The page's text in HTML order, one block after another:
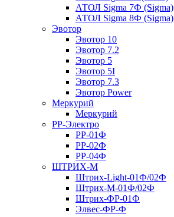
АТОЛ Sigma 7Ф (Sigma)
АТОЛ Sigma 8Ф (Sigma)
Эвотор
Эвотор 10
Эвотор 7.2
Эвотор 5
Эвотор 5I
Эвотор 7.3
Эвотор Power
Меркурий
Меркурий
РР-Электро
РР-01Ф
РР-02Ф
РР-04Ф
ШТРИХ-М
Штрих-Light-01Ф/02Ф
Штрих-М-01Ф/02Ф
Штрих-ФР-01Ф
Элвес-ФР-Ф